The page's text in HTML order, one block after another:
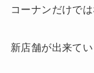
コーナンだけで
新店舗が出来てい